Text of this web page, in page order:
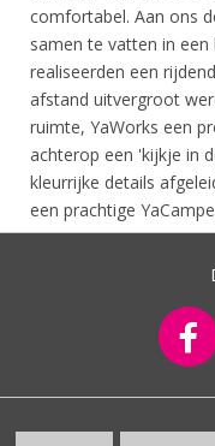
comfortabel. Aan ons
samen te vatten in een
realiseerden een
afstand uitvergroot
ruimte, YaWorks een
achterop een 'kijkje in
kleurrijke details
een prachtige